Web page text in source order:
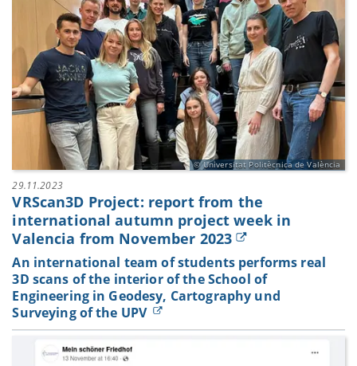
Universitat Politècnica de València
29.11.2023
VRScan3D Project: report from the
international autumn project week in
Valencia from November 2023
An international team of students performs real
3D scans of the interior of the School of
Engineering in Geodesy, Cartography und
Surveying of the UPV